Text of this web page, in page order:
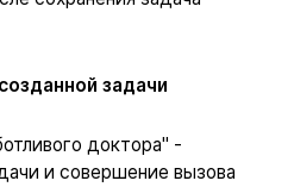
задачи
доктора" -
и совершение вызова